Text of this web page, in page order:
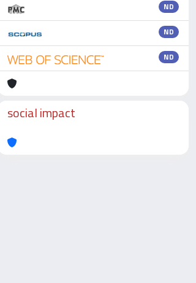
ND
ND
ND
social impact